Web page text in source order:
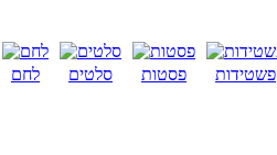
לחם סלטים פסטות פשטידות